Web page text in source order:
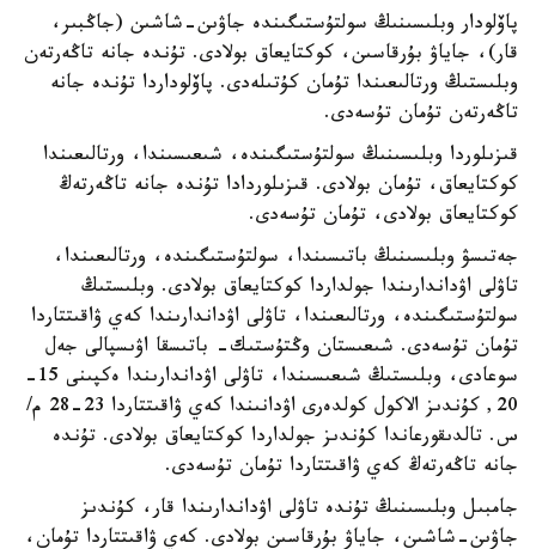
پاۆلودار وبلىسىنىڭ سولتۇستىگىندە جاۋىن-شاشىن (جاڭبىر،
قار)، جاياۋ بۇرقاسىن، كوكتايعاق بولادى. تۇندە جانە تاڭەرتەن
وبلىستىڭ ورتالىعىندا تۇمان كۇتىلەدى. پاۆلوداردا تۇندە جانە
تاڭەرتەن تۇمان تۇسەدى.
قىزىلوردا وبلىسىنىڭ سولتۇستىگىندە، شىعىسىندا، ورتالىعىندا
كوكتايعاق، تۇمان بولادى. قىزىلوردادا تۇندە جانە تاڭەرتەڭ
كوكتايعاق بولادى، تۇمان تۇسەدى.
جەتىسۋ وبلىسىنىڭ باتىسىندا، سولتۇستىگىندە، ورتالىعىندا،
تاۋلى اۋداندارىندا جولداردا كوكتايعاق بولادى. وبلىستىڭ
سولتۇستىگىندە، ورتالىعىندا، تاۋلى اۋداندارىندا كەي ۋاقىتتاردا
تۇمان تۇسەدى. شىعىستان وڭتۇستىك- باتىسقا اۋىسپالى جەل
سوعادى، وبلىستىڭ شىعىسىندا، تاۋلى اۋداندارىندا ەكپىنى 15-
20, كۇندىز الاكول كولدەرى اۋدانىندا كەي ۋاقىتتاردا 23-28 م/
س. تالدىقورعاندا كۇندىز جولداردا كوكتايعاق بولادى. تۇندە
جانە تاڭەرتەڭ كەي ۋاقىتتاردا تۇمان تۇسەدى.
جامبىل وبلىسىنىڭ تۇندە تاۋلى اۋداندارىندا قار، كۇندىز
جاۋىن-شاشىن، جاياۋ بۇرقاسىن بولادى. كەي ۋاقىتتاردا تۇمان،